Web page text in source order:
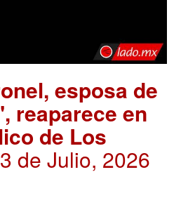
esposa de
reaparece en
de Los
de Julio, 2026